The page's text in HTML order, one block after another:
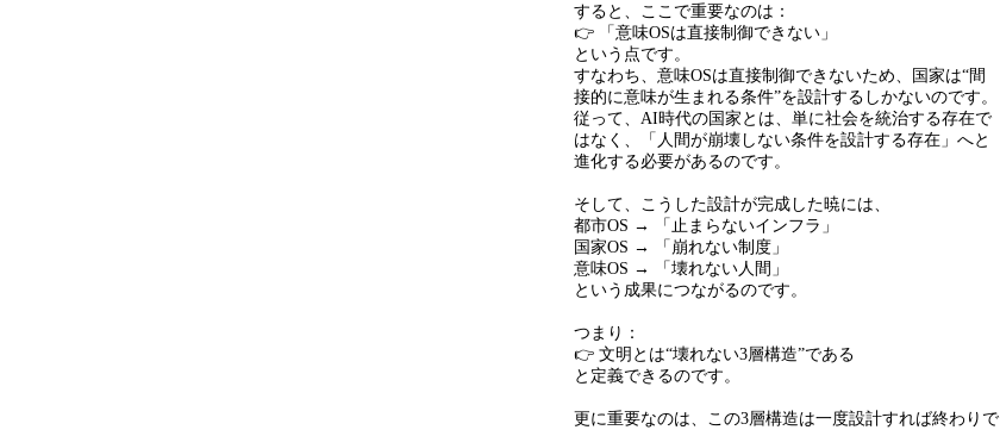
すると、ここで重要なのは：
👉 「意味OSは直接制御できない」
という点です。
すなわち、意味OSは直接制御できないため、国家は“間
接的に意味が生まれる条件”を設計するしかないのです。
従って、 AI時代の国家とは、単に社会を統治する存在で
はなく、「人間が崩壊しない条件を設計する存在」へと
進化する必要があるのです。
そして、こうした設計が完成した暁には、
都市OS → 「止まらないインフラ」
国家OS → 「崩れない制度」
意味OS → 「壊れない人間」
という成果につながるのです。
つまり：
👉 文明とは“壊れない3層構造”である
と定義できるのです。
更に重要なのは、この3層構造は一度設計すれば終わりで